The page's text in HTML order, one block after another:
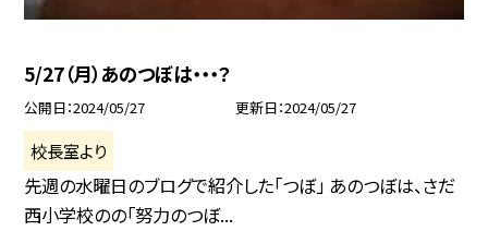
5/27（月）あのつぼは・・・？
公開日 2024/05/27 更新日 2024/05/27
校長室より
先週の水曜日のブログで紹介した「つぼ」 あのつぼは、さだ
西小学校のの「努力のつぼ...